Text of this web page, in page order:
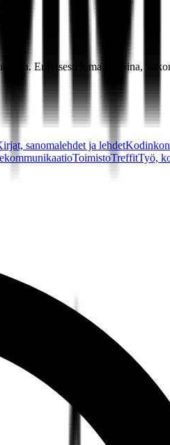
Erityisesti loma -aikoina,
sanomalehdet ja lehdet
ToimistoTreffitTyö,